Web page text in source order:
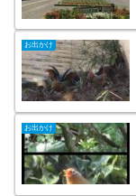
お出かけ
お出かけ